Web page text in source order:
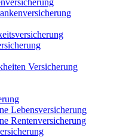
Versicherung
Lebensversicherung
Rentenversicherung